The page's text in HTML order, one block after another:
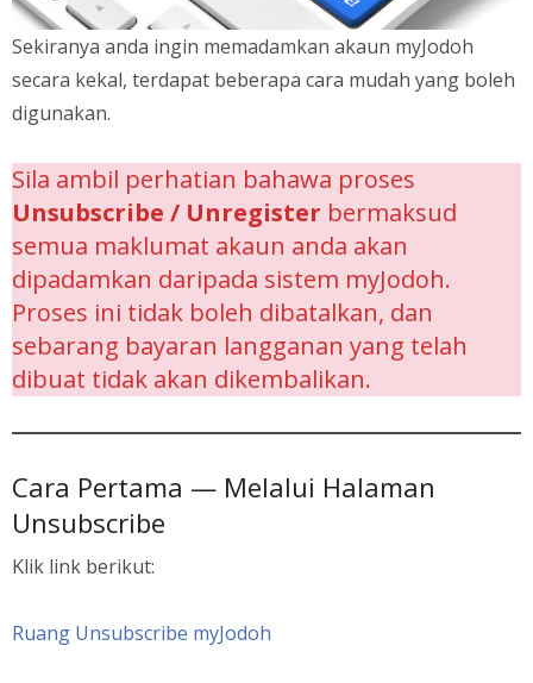
Sekiranya anda ingin memadamkan akaun myJodoh
secara kekal, terdapat beberapa cara mudah yang boleh
digunakan.
Sila ambil perhatian bahawa proses
Unsubscribe / Unregister bermaksud
semua maklumat akaun anda akan
dipadamkan daripada sistem myJodoh.
Proses ini tidak boleh dibatalkan, dan
sebarang bayaran langganan yang telah
dibuat tidak akan dikembalikan.
Cara Pertama — Melalui Halaman
Unsubscribe
Klik link berikut:
Ruang Unsubscribe myJodoh